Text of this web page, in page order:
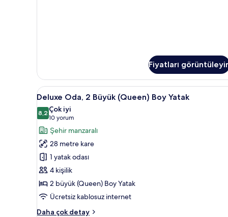
Fiyatları
Deluxe
Oda,
2
Büyük
(Queen)
Boy
Yatak
için
tüm
fotoğrafları
görün
Lüks banyo/kozmetik
2
Deluxe Oda, 2 Büyük (Queen) Boy Yatak
8,28,2 / 10
Çok iyi
10 yorum
(10
yorum)
Şehir manzaralı
28 metre kare
1 yatak odası
4 kişilik
2 büyük (Queen) Boy Yatak
Ücretsiz kablosuz internet
Daha çok detay
Deluxe